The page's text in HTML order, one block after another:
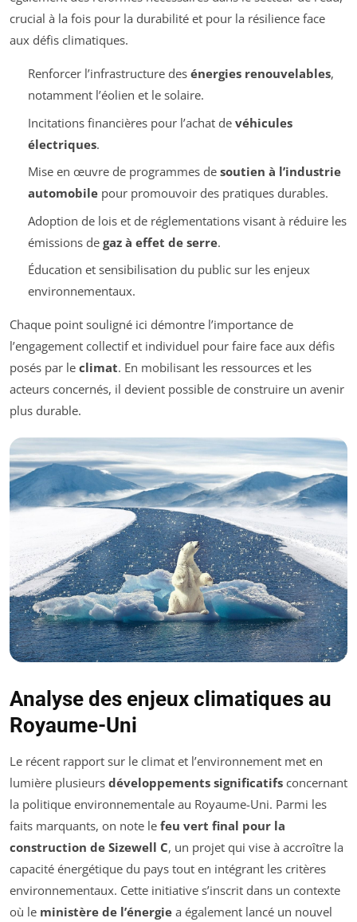
crucial à la fois pour la durabilité et pour la résilience face
aux défis climatiques.
Renforcer l’infrastructure des énergies renouvelables,
notamment l’éolien et le solaire.
Incitations financières pour l’achat de véhicules
électriques.
Mise en œuvre de programmes de soutien à l’industrie
automobilepour promouvoir des pratiques durables.
Adoption de lois et de réglementations visant à réduire les
émissions de gaz à effet de serre.
Éducation et sensibilisation du public sur les enjeux
environnementaux.
Chaque point souligné ici démontre l’importance de
l’engagement collectif et individuel pour faire face aux défis
posés par le climat. En mobilisant les ressources et les
acteurs concernés, il devient possible de construire un avenir
plus durable.
Analyse des enjeux climatiques au
Royaume-Uni
Le récent rapport sur le climat et l’environnement met en
lumière plusieurs développements significatifs concernant
la politique environnementale au Royaume-Uni. Parmi les
faits marquants, on note le feu vert final pour la
construction de Sizewell C, un projet qui vise à accroître la
capacité énergétique du pays tout en intégrant les critères
environnementaux. Cette initiative s’inscrit dans un contexte
où le ministère de l’énergie a également lancé un nouvel